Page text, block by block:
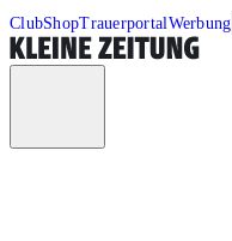
ClubShopTrauerportalWerbung